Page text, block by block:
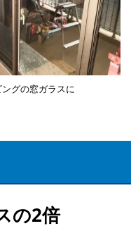
ングの窓ガラスに
の2倍